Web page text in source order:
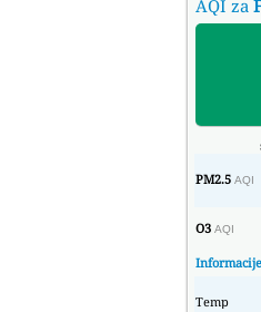
AQI za
PM2.5 AQI
O3 AQI
Temp